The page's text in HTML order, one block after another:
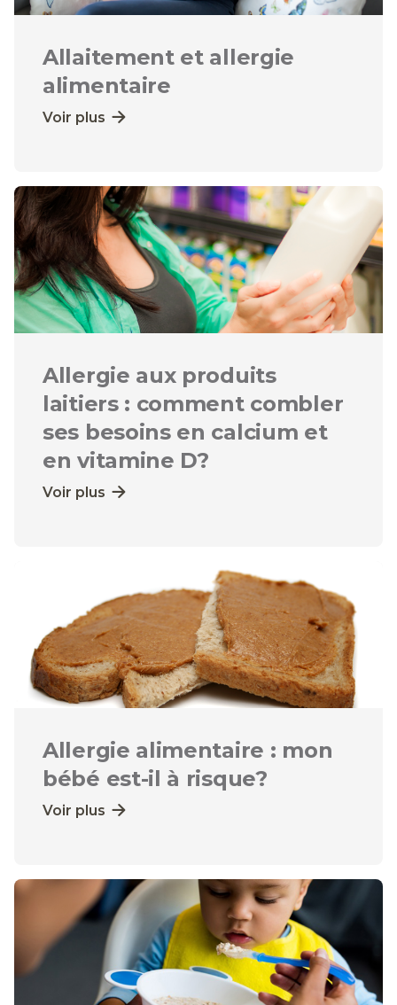
Allaitement et allergie
alimentaire
Voir plus
Allergie aux produits
laitiers : comment combler
ses besoins en calcium et
en vitamine D?
Voir plus
Allergie alimentaire : mon
bébé est-il à risque?
Voir plus